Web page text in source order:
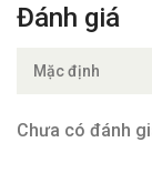
Đánh giá
Chưa có đánh